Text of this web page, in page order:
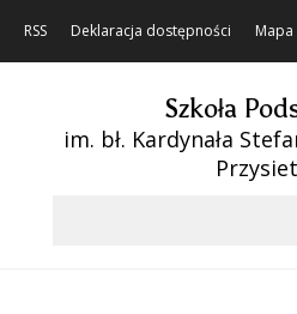
RSS Deklaracja dostępności Mapa
Szkoła
im. bł. Kardynała